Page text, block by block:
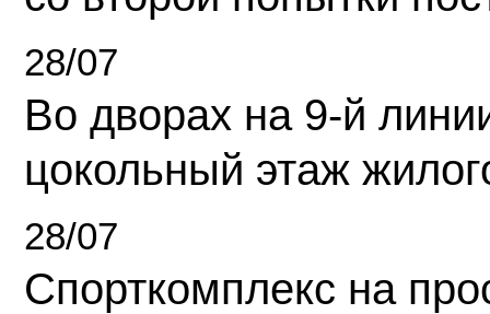
28/07
Во дворах на 9-й
цокольный этаж
28/07
Спорткомплекс на